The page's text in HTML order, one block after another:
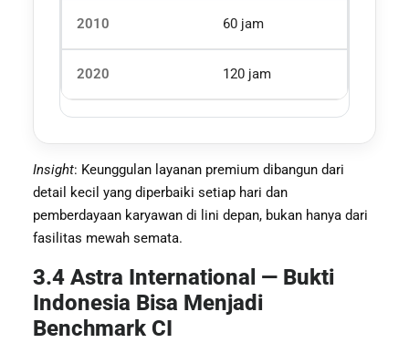
60 jam
120 jam
Insight: Keunggulan layanan premium dibangun dari
detail kecil yang diperbaiki setiap hari dan
pemberdayaan karyawan di lini depan, bukan hanya dari
fasilitas mewah semata.
3.4 Astra International — Bukti
Indonesia Bisa Menjadi
Benchmark CI